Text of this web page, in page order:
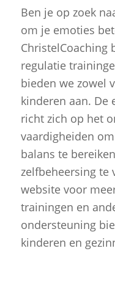
Ben je op zoek
om je emoties
ChristelCoaching
regulatie
bieden we zowel
kinderen aan. De
richt zich op het
vaardigheiden
balans te
zelfbeheersing te
website voor
trainingen en
ondersteuning
kinderen en